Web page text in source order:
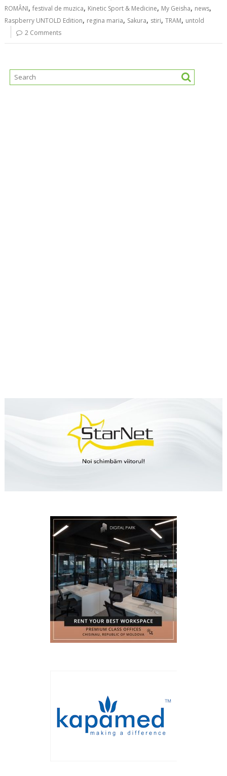
ROMÂNI,festival de muzica, Kinetic Sport & Medicine, My Geisha, news,
Raspberry UNTOLD Edition, regina maria, Sakura, stiri,TRAM, untold
2 Comments